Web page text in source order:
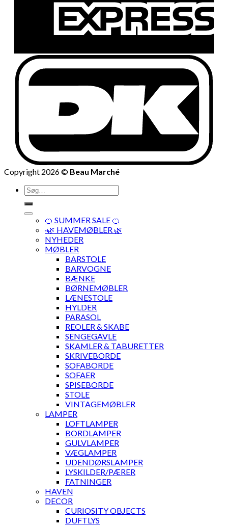
Copyright 2026 © Beau Marché
Søg
efter:
🍊 SUMMER SALE 🍊
·🌿 HAVEMØBLER 🌿
NYHEDER
MØBLER
BARSTOLE
BARVOGNE
BÆNKE
BØRNEMØBLER
LÆNESTOLE
HYLDER
PARASOL
REOLER & SKABE
SENGEGAVLE
SKAMLER & TABURETTER
SKRIVEBORDE
SOFABORDE
SOFAER
SPISEBORDE
STOLE
VINTAGEMØBLER
LAMPER
LOFTLAMPER
BORDLAMPER
GULVLAMPER
VÆGLAMPER
UDENDØRSLAMPER
LYSKILDER/PÆRER
FATNINGER
HAVEN
DECOR
CURIOSITY OBJECTS
DUFTLYS